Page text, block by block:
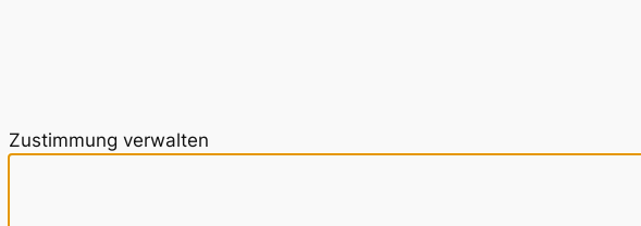
Zustimmung verwalten